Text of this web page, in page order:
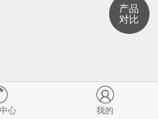
产品
对比
心 我的